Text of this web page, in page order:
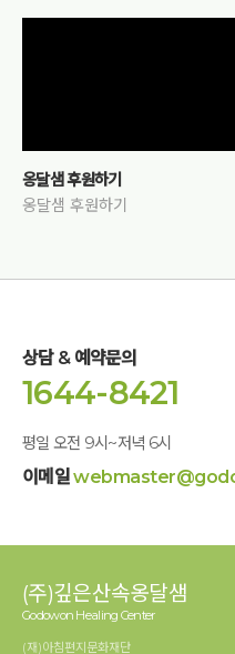
옹달샘 후원하기
옹달샘 후원하기
상담 & 예약문의
1644-8421
평일 오전 9시~저녁 6시
이메일
(주)깊은산속옹달샘
Godowon Healing Center
(재)아침편지문화재단